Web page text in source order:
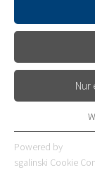
Essentielle
Webseite
Powered by
sgalinski Cookie